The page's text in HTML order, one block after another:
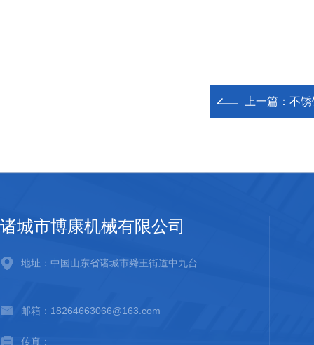
上一篇： 不
诸城市博康机械有限公司
地址：中国山东省诸城市舜王街道中九台
邮箱：18264663066@163.com
传真：